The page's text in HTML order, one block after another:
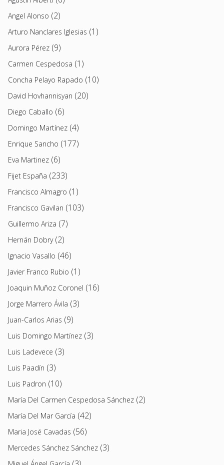
Angel Alonso (2)
Arturo Nanclares Iglesias (1)
Aurora Pérez (9)
Carmen Cespedosa (1)
Concha Pelayo Rapado (10)
David Hovhannisyan (20)
Diego Caballo (6)
Domingo Martínez (4)
Enrique Sancho (177)
Eva Martinez (6)
Fijet España (233)
Francisco Almagro (1)
Francisco Gavilan (103)
Guillermo Ariza (7)
Hernán Dobry(2)
Ignacio Vasallo (46)
Javier Franco Rubio (1)
Joaquin Muñoz Coronel (16)
Jorge Marrero Ávila (3)
Juan-Carlos Arias (9)
Luis Domingo Martínez (3)
Luis Ladevece (3)
Luis Paadín (3)
Luis Padron (10)
María Del Carmen Cespedosa Sánchez (2)
María Del Mar García (42)
Maria José Cavadas (56)
Mercedes Sánchez Sánchez (3)